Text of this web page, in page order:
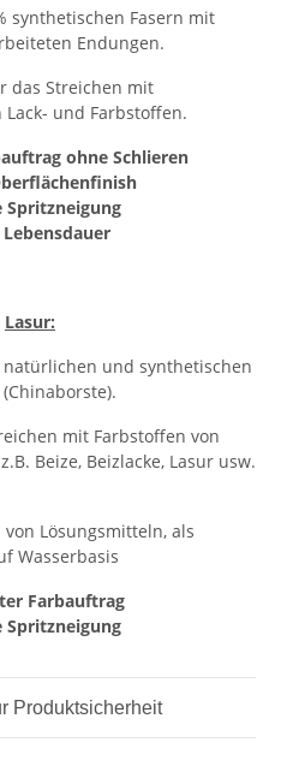
synthetischen Fasern mit
Endungen.
das Streichen mit
und Farbstoffen.
ohne Schlieren
Spritzneigung
Lebensdauer
Lasur:
und synthetischen
(Chinaborste).
mit Farbstoffen von
Beize, Beizlacke, Lasur usw.
von Lösungsmitteln, als
Wasserbasis
Farbauftrag
Spritzneigung
Produktsicherheit